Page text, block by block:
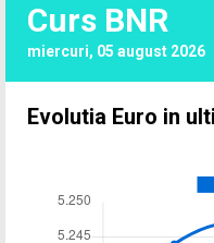
Curs BNR
miercuri, 05 august 2026
Evolutia Euro in